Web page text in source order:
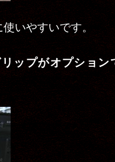
いやすいです。
ップがオプション